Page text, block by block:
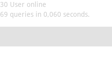
30 User online
69 queries in 0,060 seconds.